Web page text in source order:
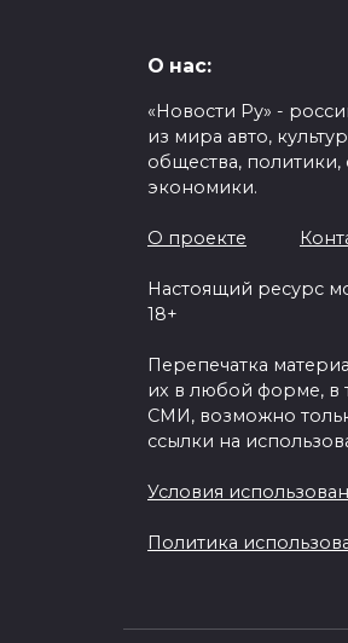
О нас:
«Новости Ру» -
из мира авто,
общества,
экономики.
О проекте
Настоящий ресурс
18+
Перепечатка
их в любой форме, в
СМИ, возможно
ссылки на
Условия
Политика